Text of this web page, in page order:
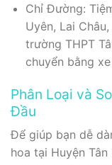
Chỉ Đường:
Uyên, Lai
trường THPT
chuyển bằng
Phân Loại và
Đầu
Để giúp bạn dễ
hoa tại Huyện